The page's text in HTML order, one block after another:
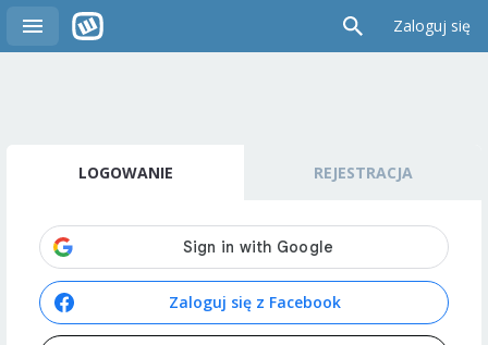
Zaloguj się
LOGOWANIE REJESTRACJA
Zaloguj się z Facebook